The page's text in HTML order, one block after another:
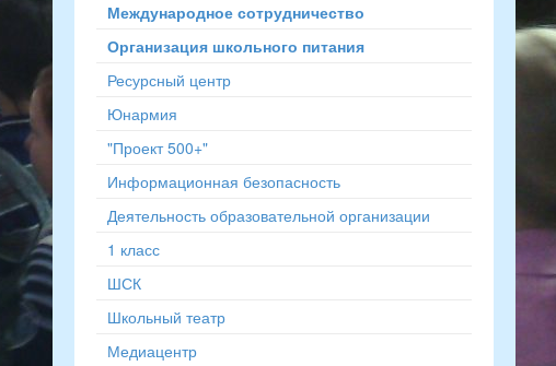
Международное сотрудничество
Организация школьного питания
Ресурсный центр
Юнармия
"Проект 500+"
Информационная безопасность
Деятельность образовательной организации
1 класс
ШСК
Школьный театр
Медиацентр